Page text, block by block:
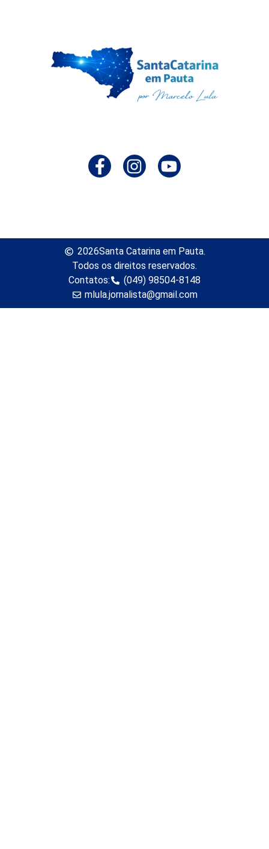
2026Santa Catarina em Pauta.
Todos os direitos reservados.
Contatos:
(049) 98504-8148
mlula.jornalista@gmail.com